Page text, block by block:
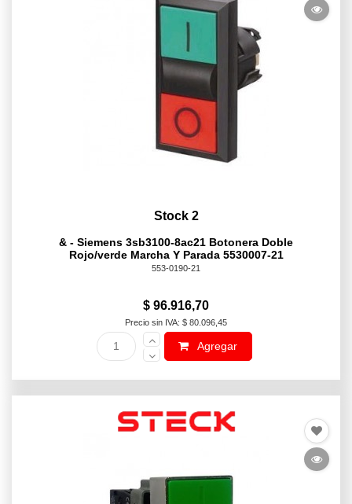
Stock 2
& - Siemens 3sb3100-8ac21 Botonera Doble
Rojo/verde Marcha Y Parada 5530007-21
553-0190-21
$ 96.916,70
Precio sin IVA: $ 80.096,45
Agregar